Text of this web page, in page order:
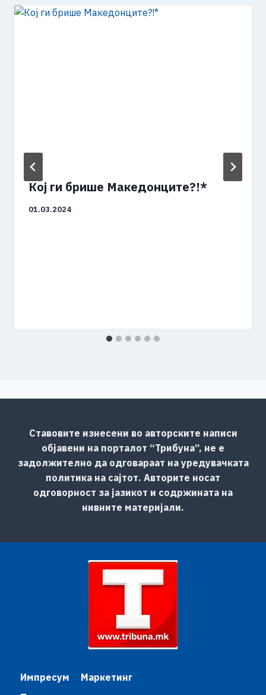
Кој ги брише Македонците?!*
01.03.2024
Ставовите изнесени во авторските написи
објавени на порталот “Трибуна”, не е
задолжително да одговараат на уредувачката
политика на сајтот. Авторите носат
одговорност за јазикот и содржината на
нивните материјали.
Импресум
Маркетинг